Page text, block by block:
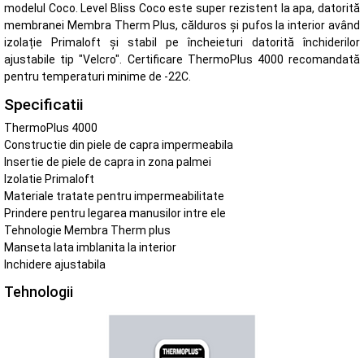
modelul Coco. Level Bliss Coco este super rezistent la apa, datorită
membranei Membra Therm Plus, călduros și pufos la interior având
izolație Primaloft și stabil pe încheieturi datorită închiderilor
ajustabile tip "Velcro". Certificare ThermoPlus 4000 recomandată
pentru temperaturi minime de -22C.
Specificatii
ThermoPlus 4000
Constructie din piele de capra impermeabila
Insertie de piele de capra in zona palmei
Izolatie Primaloft
Materiale tratate pentru impermeabilitate
Prindere pentru legarea manusilor intre ele
Tehnologie Membra Therm plus
Manseta lata imblanita la interior
Inchidere ajustabila
Tehnologii